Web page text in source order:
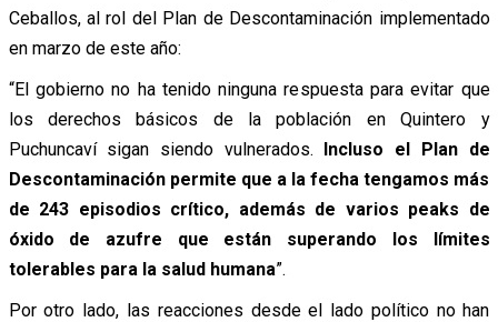
Ceballos, al rol del Plan de Descontaminación implementado
en marzo de este año:
“El gobierno no ha tenido ninguna respuesta para evitar que
los derechos básicos de la población en Quintero y
Puchuncaví sigan siendo vulnerados. Incluso el Plan de
Descontaminación permite que a la fecha tengamos más
de 243 episodios crítico, además de varios peaks de
óxido de azufre que están superando los límites
tolerables para la salud humana”.
Por otro lado, las reacciones desde el lado político no han